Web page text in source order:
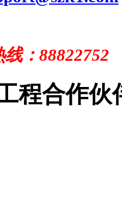
线： 88822752
程合作伙